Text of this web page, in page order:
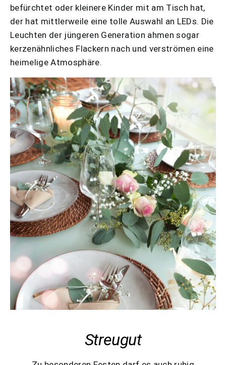
befürchtet oder kleinere Kinder mit am Tisch hat,
der hat mittlerweile eine tolle Auswahl an LEDs. Die
Leuchten der jüngeren Generation ahmen sogar
kerzenähnliches Flackern nach und verströmen eine
heimelige Atmosphäre.
Streugut